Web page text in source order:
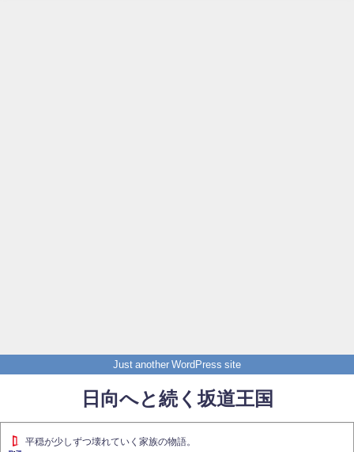
Just another WordPress site
日向へと続く坂道王国
平穏が少しずつ壊れていく家族の物語。